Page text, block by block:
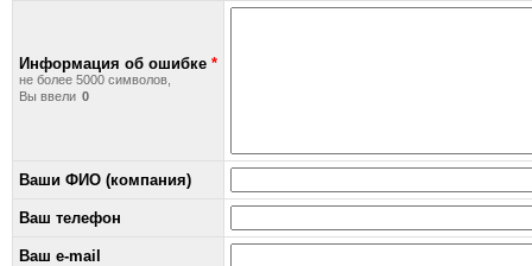
Информация об ошибке *
не более 5000 символов,
Вы ввели
Ваши ФИО (компания)
Ваш телефон
Ваш e-mail